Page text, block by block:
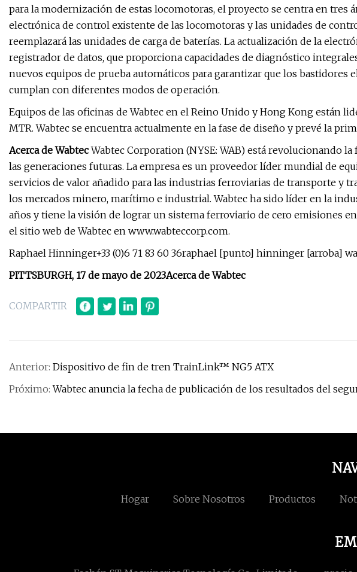
para la modernización de estas locomotoras, el proyecto se centra en tres
electrónica de control existente de las locomotoras y las unidades de
reemplazará las unidades de carga de baterías. La actualización de la
registrador de datos, que proporciona capacidades de diagnóstico
nuevos equipos de prueba automáticos para garantizar que los
cumplan con diferentes modos de operación.
Equipos de las oficinas de Wabtec en el Reino Unido y Hong Kong están
MTR. Wabtec se encuentra actualmente en la fase de diseño y prevé la
Acerca de WabtecWabtec Corporation (NYSE: WAB) está revolucionando
las generaciones futuras. La empresa es un proveedor líder mundial de
servicios de valor añadido para las industrias ferroviarias de transporte y
los mercados minero, marítimo e industrial. Wabtec ha sido líder en la
años y tiene la visión de lograr un sistema ferroviario de cero emisiones
el sitio web de Wabtec en www.wabteccorp.com.
Raphael Hinninger+33 (0)6 71 83 60 36raphael [punto] hinninger [arroba]
PITTSBURGH, 17 de mayo de 2023Acerca de Wabtec
COMPARTIR
Anterior: Dispositivo de fin de tren TrainLink™ NG5 ATX
Próximo:Wabtec anuncia la fecha de publicación de los resultados del
Hogar Sobre Nosotros Productos